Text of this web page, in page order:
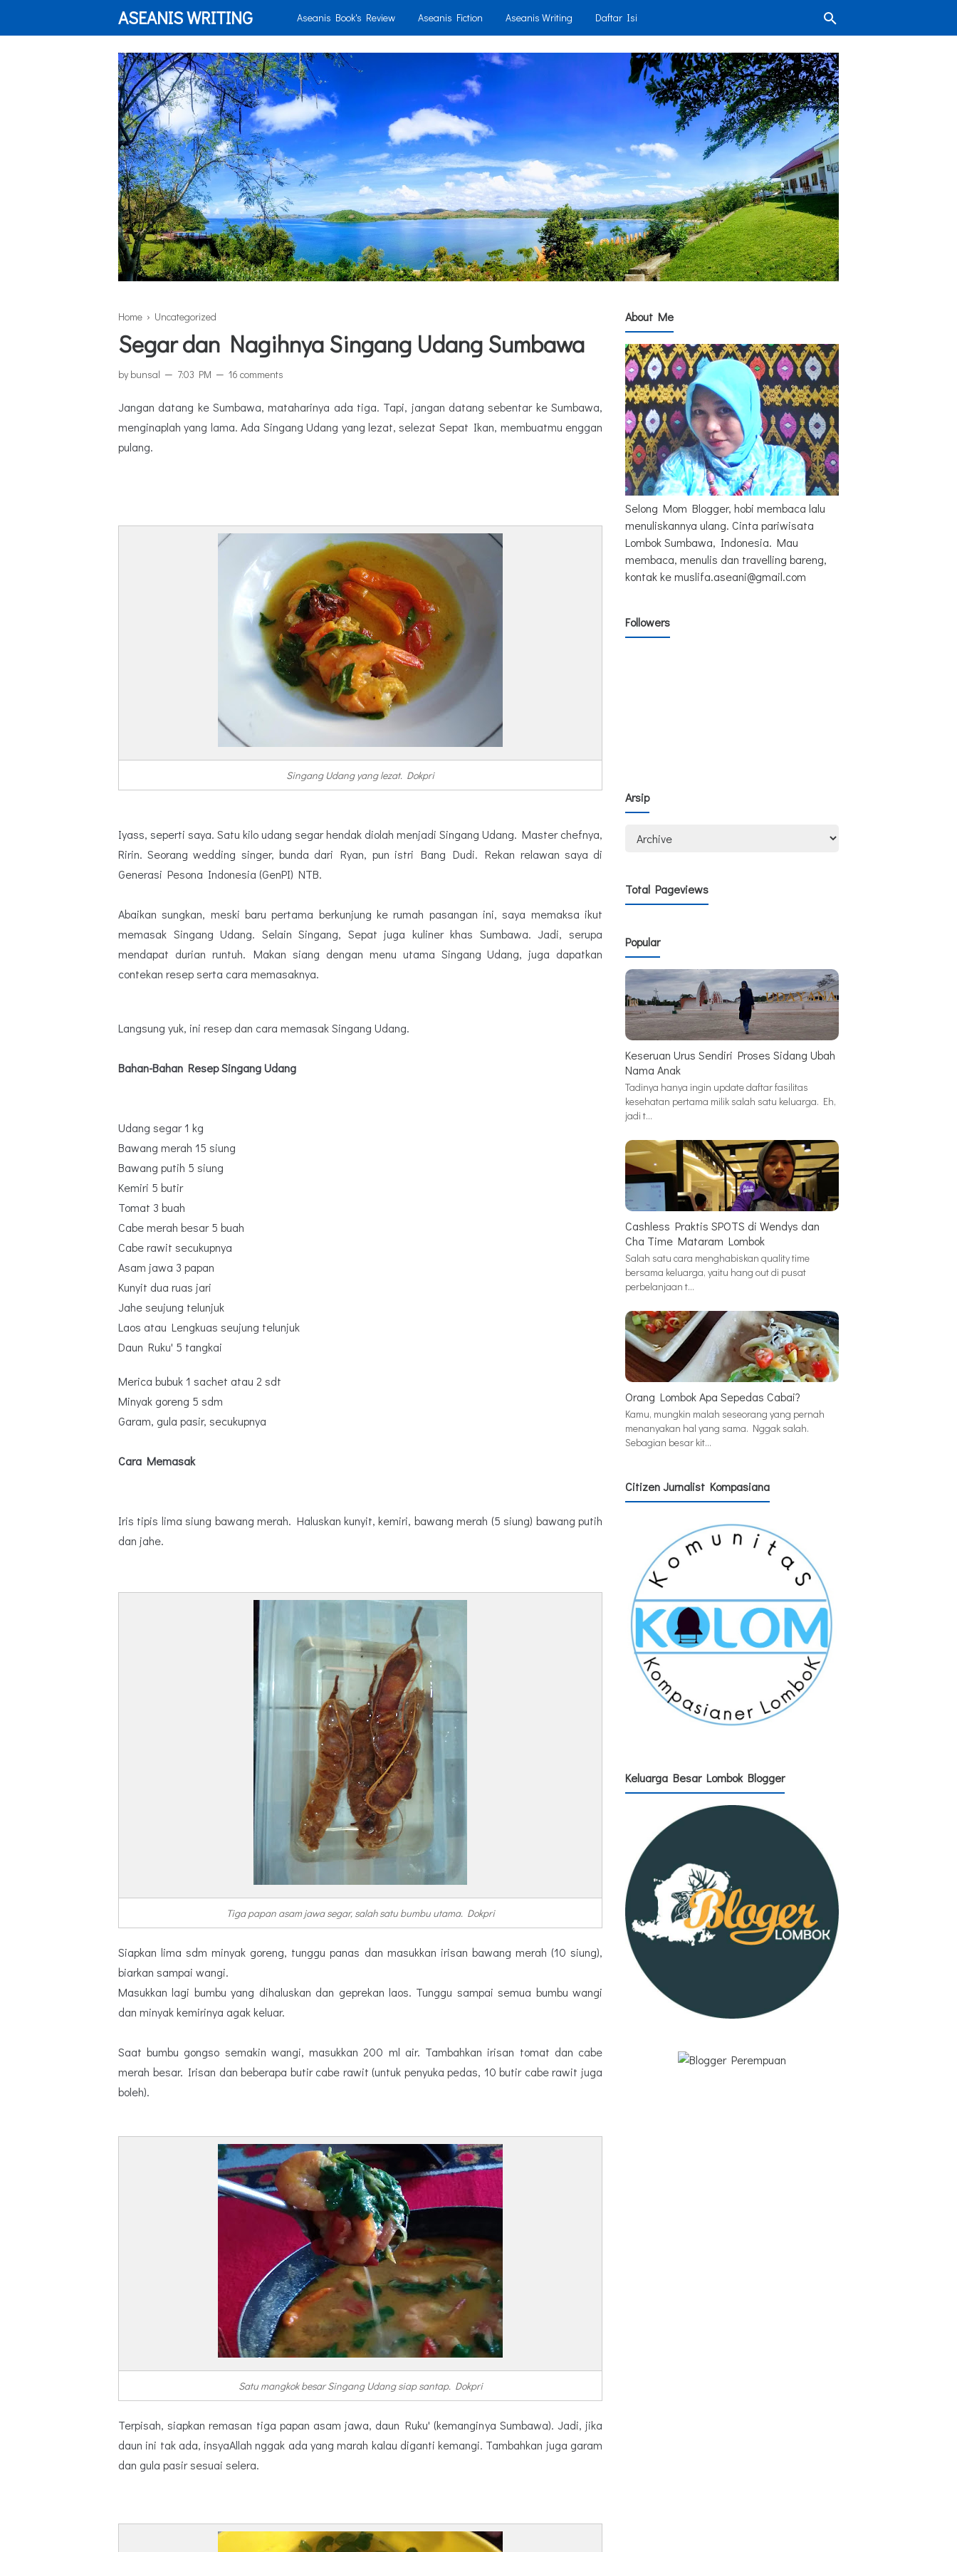
ASEANIS WRITING Aseanis Book's Review Aseanis Fiction Aseanis Writing Daftar Isi
Home › Uncategorized
Segar dan Nagihnya Singang Udang Sumbawa
by bunsal 7:03 PM 16 comments
Jangan datang ke Sumbawa, mataharinya ada tiga. Tapi, jangan datang sebentar ke Sumbawa,
menginaplah yang lama. Ada Singang Udang yang lezat, selezat Sepat Ikan, membuatmu enggan
pulang.
Singang Udang yang lezat. Dokpri
Iyass, seperti saya. Satu kilo udang segar hendak diolah menjadi Singang Udang. Master chefnya,
Ririn. Seorang wedding singer, bunda dari Ryan, pun istri Bang Dudi. Rekan relawan saya di
Generasi Pesona Indonesia (GenPI) NTB.
Abaikan sungkan, meski baru pertama berkunjung ke rumah pasangan ini, saya memaksa ikut
memasak Singang Udang. Selain Singang, Sepat juga kuliner khas Sumbawa. Jadi, serupa
mendapat durian runtuh. Makan siang dengan menu utama Singang Udang, juga dapatkan
contekan resep serta cara memasaknya.
Langsung yuk, ini resep dan cara memasak Singang Udang.
Bahan-Bahan Resep Singang Udang
Udang segar 1 kg
Bawang merah 15 siung
Bawang putih 5 siung
Kemiri 5 butir
Tomat 3 buah
Cabe merah besar 5 buah
Cabe rawit secukupnya
Asam jawa 3 papan
Kunyit dua ruas jari
Jahe seujung telunjuk
Laos atau Lengkuas seujung telunjuk
Daun Ruku' 5 tangkai
Merica bubuk 1 sachet atau 2 sdt
Minyak goreng 5 sdm
Garam, gula pasir, secukupnya
Cara Memasak
Iris tipis lima siung bawang merah. Haluskan kunyit, kemiri, bawang merah (5 siung) bawang putih
dan jahe.
Tiga papan asam jawa segar, salah satu bumbu utama. Dokpri
Siapkan lima sdm minyak goreng, tunggu panas dan masukkan irisan bawang merah (10 siung),
biarkan sampai wangi.
Masukkan lagi bumbu yang dihaluskan dan geprekan laos. Tunggu sampai semua bumbu wangi
dan minyak kemirinya agak keluar.
Saat bumbu gongso semakin wangi, masukkan 200 ml air. Tambahkan irisan tomat dan cabe
merah besar. Irisan dan beberapa butir cabe rawit (untuk penyuka pedas, 10 butir cabe rawit juga
boleh).
Satu mangkok besar Singang Udang siap santap. Dokpri
Terpisah, siapkan remasan tiga papan asam jawa, daun Ruku' (kemanginya Sumbawa). Jadi, jika
daun ini tak ada, insyaAllah nggak ada yang marah kalau diganti kemangi. Tambahkan juga garam
dan gula pasir sesuai selera.
About Me
Selong Mom Blogger, hobi membaca lalu
menuliskannya ulang. Cinta pariwisata
Lombok Sumbawa, Indonesia. Mau
membaca, menulis dan travelling bareng,
kontak ke muslifa.aseani@gmail.com
Followers
Arsip
Total Pageviews
Popular
Keseruan Urus Sendiri Proses Sidang Ubah
Nama Anak
Tadinya hanya ingin update daftar fasilitas
kesehatan pertama milik salah satu keluarga. Eh,
jadi t…
Cashless Praktis SPOTS di Wendys dan
Cha Time Mataram Lombok
Salah satu cara menghabiskan quality time
bersama keluarga, yaitu hang out di pusat
perbelanjaan t…
Orang Lombok Apa Sepedas Cabai?
Kamu, mungkin malah seseorang yang pernah
menanyakan hal yang sama. Nggak salah.
Sebagian besar kit…
Citizen Jurnalist Kompasiana
Keluarga Besar Lombok Blogger